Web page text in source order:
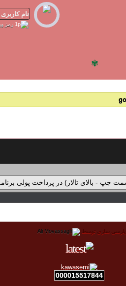
رمز
پارسی سازی توسط
000015517844
✾